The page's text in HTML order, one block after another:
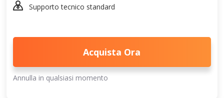
 Supporto tecnico standard
Acquista Ora
Annulla in qualsiasi momento